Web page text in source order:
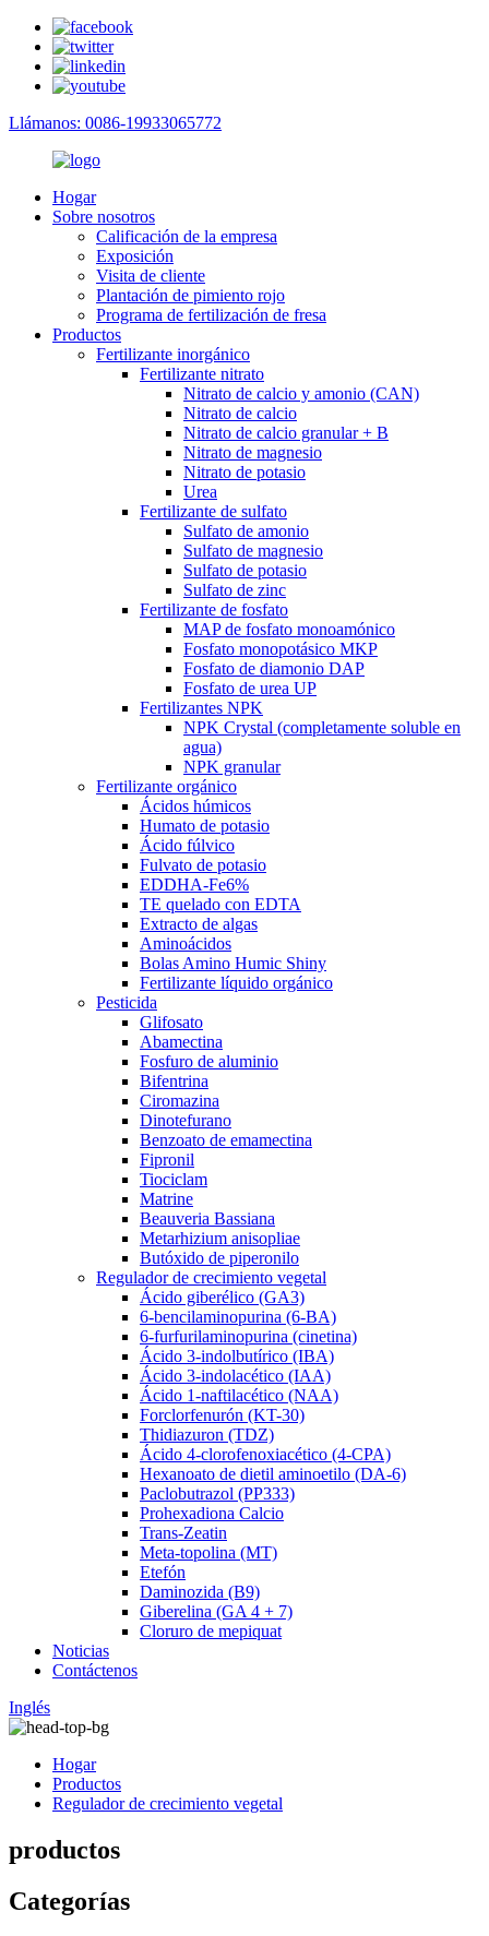
Llámanos: 0086-19933065772
Hogar
Sobre nosotros
Calificación de la empresa
Exposición
Visita de cliente
Plantación de pimiento rojo
Programa de fertilización de fresa
Productos
Fertilizante inorgánico
Fertilizante nitrato
Nitrato de calcio y amonio (CAN)
Nitrato de calcio
Nitrato de calcio granular + B
Nitrato de magnesio
Nitrato de potasio
Urea
Fertilizante de sulfato
Sulfato de amonio
Sulfato de magnesio
Sulfato de potasio
Sulfato de zinc
Fertilizante de fosfato
MAP de fosfato monoamónico
Fosfato monopotásico MKP
Fosfato de diamonio DAP
Fosfato de urea UP
Fertilizantes NPK
NPK Crystal (completamente soluble en
agua)
NPK granular
Fertilizante orgánico
Ácidos húmicos
Humato de potasio
Ácido fúlvico
Fulvato de potasio
EDDHA-Fe6%
TE quelado con EDTA
Extracto de algas
Aminoácidos
Bolas Amino Humic Shiny
Fertilizante líquido orgánico
Pesticida
Glifosato
Abamectina
Fosfuro de aluminio
Bifentrina
Ciromazina
Dinotefurano
Benzoato de emamectina
Fipronil
Tiociclam
Matrine
Beauveria Bassiana
Metarhizium anisopliae
Butóxido de piperonilo
Regulador de crecimiento vegetal
Ácido giberélico (GA3)
6-bencilaminopurina (6-BA)
6-furfurilaminopurina (cinetina)
Ácido 3-indolbutírico (IBA)
Ácido 3-indolacético (IAA)
Ácido 1-naftilacético (NAA)
Forclorfenurón (KT-30)
Thidiazuron (TDZ)
Ácido 4-clorofenoxiacético (4-CPA)
Hexanoato de dietil aminoetilo (DA-6)
Paclobutrazol (PP333)
Prohexadiona Calcio
Trans-Zeatin
Meta-topolina (MT)
Etefón
Daminozida (B9)
Giberelina (GA 4 + 7)
Cloruro de mepiquat
Noticias
Contáctenos
Inglés
Hogar
Productos
Regulador de crecimiento vegetal
productos
Categorías